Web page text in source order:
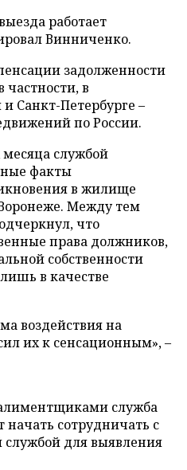
работает
Винниченко.
задолженности
частности, в
Санкт-Петербурге –
по России.
службой
факты
в жилище
Между тем
что
права должников,
собственности
в качестве
воздействия на
их к сенсационным», –
служба
начать сотрудничать с
службой для выявления